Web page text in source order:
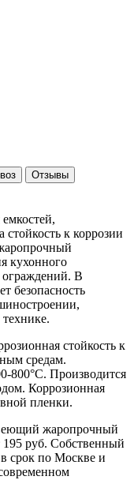
Отзывы
к коррозии
кухонного
ограждений. В
безопасность
стойкость к
средам.
800°C. Производится
Коррозионная
пленки.
жаропрочный
руб. Собственный
в срок по Москве и